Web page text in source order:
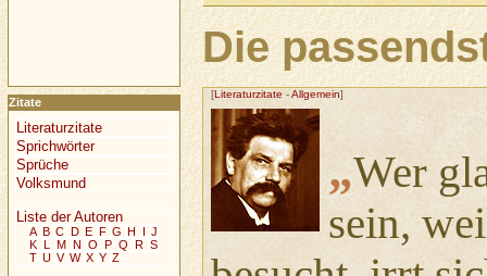
Die
[Literaturzitate -Allgemein]
„Wer
sein,
Zitate
Literaturzitate
Sprichwörter
Sprüche
Volksmund
Liste der Autoren
A B C D E F G H I J
K L M N O P Q R S
T U V W X Y Z